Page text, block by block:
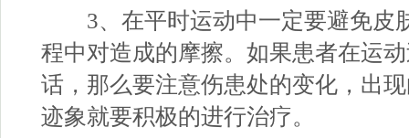
3、在平时运动中一定要避免皮
程中对造成的摩擦。如果患者在运
话，那么要注意伤患处的变化，出
迹象就要积极的进行治疗。